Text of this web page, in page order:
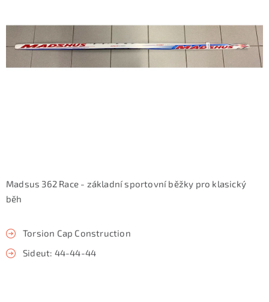
TIPY NA DÁRKY
Madsus 362 Race - základní sportovní běžky pro klasický
běh
Torsion Cap Construction
Sideut: 44-44-44